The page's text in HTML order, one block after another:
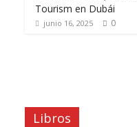
Tourism en Dubái
junio 16, 2025 0
Libros